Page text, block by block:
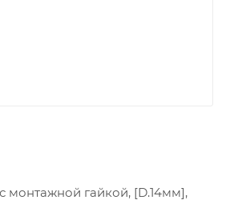
монтажной гайкой, [D.14мм],